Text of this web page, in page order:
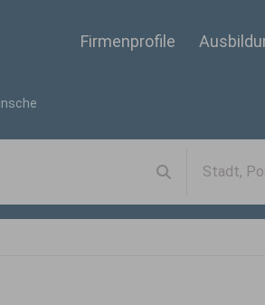
Firmenprofile